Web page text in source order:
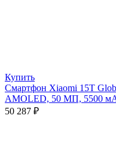
Купить
Смартфон Xiaomi 15T
AMOLED, 50 МП, 5500
50 287 ₽